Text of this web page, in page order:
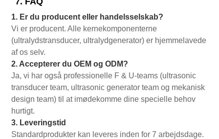
1. Er du producent eller handelsselskab?
Vi er producent. Alle kernekomponenterne
(ultralydstransducer, ultralydgenerator) er hjemmelavede
af os selv.
2. Accepterer du OEM og ODM?
Ja, vi har også professionelle F & U-teams (ultrasonic
transducer team, ultrasonic generator team og mekanisk
design team) til at imødekomme dine specielle behov
hurtigt.
3. Leveringstid
Standardprodukter kan leveres inden for 7 arbejdsdage.